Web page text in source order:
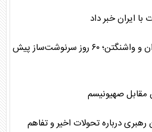
ایران خبر داد
تحلیل اطلاعات از توافق تهران و واشنگتن؛ ۶۰ روز سرنوشت‌ساز پیش
مقابل صهیونیسم
درباره تحولات اخیر و تفاهم